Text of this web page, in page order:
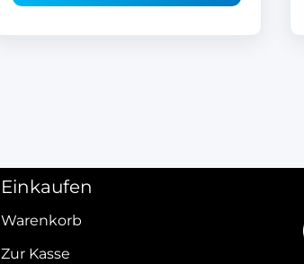
Einkaufen
Warenkorb
Zur Kasse